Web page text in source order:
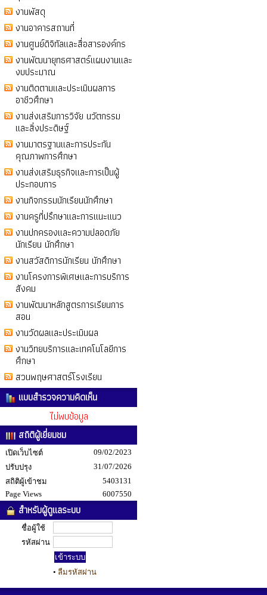
งานพัสดุ
งานอาคารสถานที่
งานศูนย์ดิจิทัลและสื่อสารองค์กร
งานพัฒนายุทธศาสตร์แผนงานและ
งบประมาณ
งานติดตามและประเมินผลการ
อาชีวศึกษา
งานส่งเสริมการวิจัย นวัตกรรม
และสิ่งประดิษฐ์
งานมาตรฐานและการประกัน
คุณภาพการศึกษา
งานส่งเสริมธุรกิจและการเป็นผู้
ประกอบการ
งานกิจกรรมนักเรียนนักศึกษา
งานครูที่ปรึกษาและการแนะแนว
งานปกครองและความปลอดภัย
นักเรียน นักศึกษา
งานสวัสดิการนักเรียน นักศึกษา
งานโครงการพิเศษและการบริการ
สังคม
งานพัฒนาหลักสูตรการเรียนการ
สอน
งานวัดผลและประเมินผล
งานวิทยบริการและเทคโนโลยีการ
ศึกษา
สวนพฤษศาสตร์โรงเรียน
แบบสำรวจความคิดเห็น
ไม่พบข้อมูล
สถิติผู้เยี่ยมชม
เปิดเว็บไซต์
09/02/2023
ปรับปรุง
31/07/2026
สถิติผู้เข้าชม
5403131
Page Views
6007550
สำหรับผู้ดูแลระบบ
ชื่อผู้ใช้
รหัสผ่าน
• ลืมรหัสผ่าน